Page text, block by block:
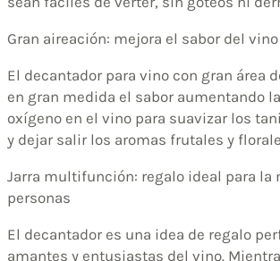
Gran aireación: mejora el sabor del
El decantador para vino con gran área
en gran medida el sabor aumentando
oxígeno en el vino para suavizar los
y dejar salir los aromas frutales y
Jarra multifunción: regalo ideal para la
personas
El decantador es una idea de regalo
amantes y entusiastas del vino.